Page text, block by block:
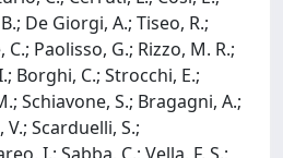
De Giorgi, A.; Tiseo, R.;
Paolisso, G.; Rizzo, M. R.;
Borghi, C.; Strocchi, E.;
Schiavone, S.; Bragagni, A.;
V.; Scarduelli, S.;